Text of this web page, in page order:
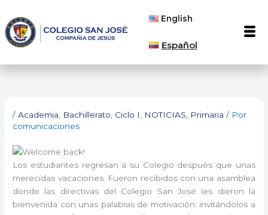
contenido
English
Español
/Academia, Bachillerato, Ciclo I, NOTICIAS, Primaria / Por
comunicaciones
Los estudiantes regresan a su Colegio después que unas
merecidas vacaciones. Fueron recibidos con una asamblea
donde las directivas del Colegio San José les dieron la
bienvenida con unas palabras de motivación; invitándolos a